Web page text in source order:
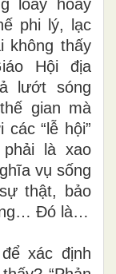
loay hoay
phi lý, lạc
thấy
Hội địa
lướt sóng
gian mà
“lễ hội”
là xao
vụ sống
thật, bảo
Đó là…
xác định